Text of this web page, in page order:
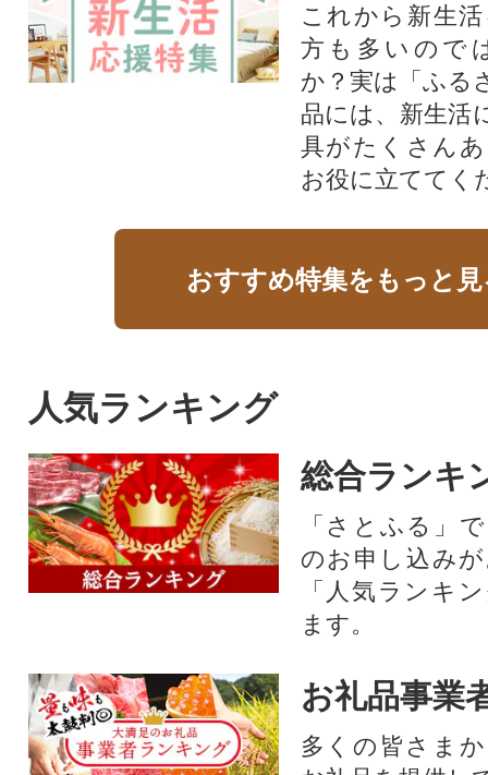
これから新生
方も多いので
か？実は「ふる
品には、新生活
具がたくさん
お役に立ててく
おすすめ特集をもっと
人気ランキング
総合ランキ
「さとふる」
のお申し込み
「人気ランキ
ます。
お礼品事業
多くの皆さま